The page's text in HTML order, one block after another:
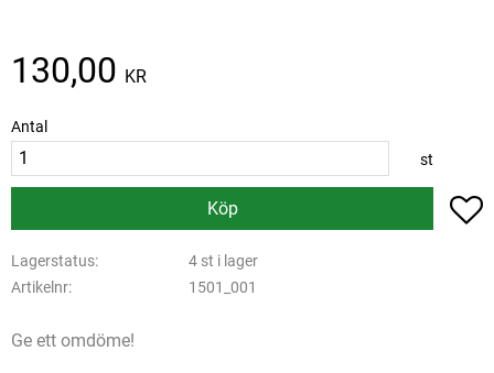
130,00 KR
Antal
st
Köp
Lagerstatus
4 st i lager
Artikelnr
1501_001
Ge ett omdöme!